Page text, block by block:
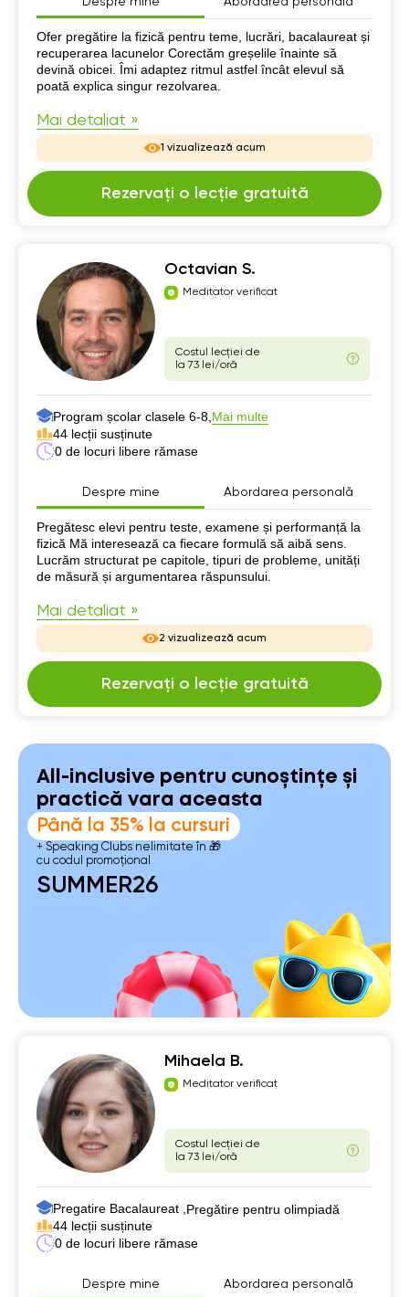
Despre mine
Ofer pregătire la fizică pentru teme, lucrări, bacalaureat și
recuperarea lacunelor Corectăm greșelile înainte să
devină obicei. Îmi adaptez ritmul astfel încât elevul să
poată explica singur rezolvarea.
Mai detaliat »
1 vizualizează acum
Rezervați o lecție gratuită
Octavian S.
Meditator verificat
Costul lecției de
la 73 lei/oră
Program școlar clasele 6-8, Mai multe
44 lecții susținute
0 de locuri libere rămase
Despre mine Abordarea personală
Despre mine
Pregătesc elevi pentru teste, examene și performanță la
fizică Mă interesează ca fiecare formulă să aibă sens.
Lucrăm structurat pe capitole, tipuri de probleme, unități
de măsură și argumentarea răspunsului.
Mai detaliat »
2 vizualizează acum
Rezervați o lecție gratuită
All-inclusive pentru cunoștințe și
practică vara aceasta
Până la 35% la cursuri
+ Speaking Clubs nelimitate în 🎁
cu codul promoțional
SUMMER26
Mihaela B.
Meditator verificat
Costul lecției de
la 73 lei/oră
Pregatire Bacalaureat , Pregătire pentru olimpiadă
44 lecții susținute
0 de locuri libere rămase
Despre mine Abordarea personală